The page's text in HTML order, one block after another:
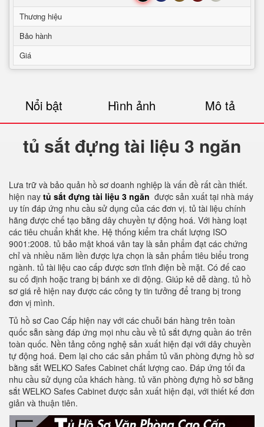
Thương hiệu
Bảo hành
Giá
Nổi bật Hình ảnh Mô tả
tủ sắt đựng tài liệu 3 ngăn
Lưa trữ và bảo quản hồ sơ doanh nghiệp là vấn đề rất cần thiết.
hiện nay tủ sắt đựng tài liệu 3 ngăn được sản xuất tại nhà máy
uy tín đáp ứng nhu cầu sử dụng của các đơn vị. tủ tài liệu chính
hãng được chế tạo bằng dây chuyền tự động hoá. Với hàng loạt
các tiêu chuẩn khắt khe. Hệ thống kiểm tra chất lượng ISO
9001:2008. tủ bảo mật khoá vân tay là sản phẩm đạt các chứng
chỉ và nhiều năm liền được lựa chọn là sản phẩm tiêu biểu trong
ngành. tủ tài liệu cao cấp được sơn tĩnh điện bề mặt. Có đế cao
su cố định hoặc trang bị bánh xe di động. Giúp kê dễ dàng. tủ hồ
sơ giá rẻ hiện nay được các công ty tin tưởng để trang bị trong
đơn vị mình.
Tủ hồ sơ Cao Cấp hiện nay với các chuỗi bán hàng trên toàn
quốc sẵn sàng đáp ứng mọi nhu cầu về tủ sắt đựng quần áo trên
toàn quốc. Nền tảng công nghệ sản xuất hiện đại với dây chuyền
tự động hoá. Đem lại cho các sản phẩm tủ văn phòng đựng hồ sơ
bằng sắt WELKO Safes Cabinet chất lượng cao. Đáp ứng tối đa
nhu cầu sử dụng của khách hàng. tủ văn phòng đựng hồ sơ bằng
sắt WELKO Safes Cabinet được sản xuất hiện đại, với thiết kế đơn
giản và thuận tiên.